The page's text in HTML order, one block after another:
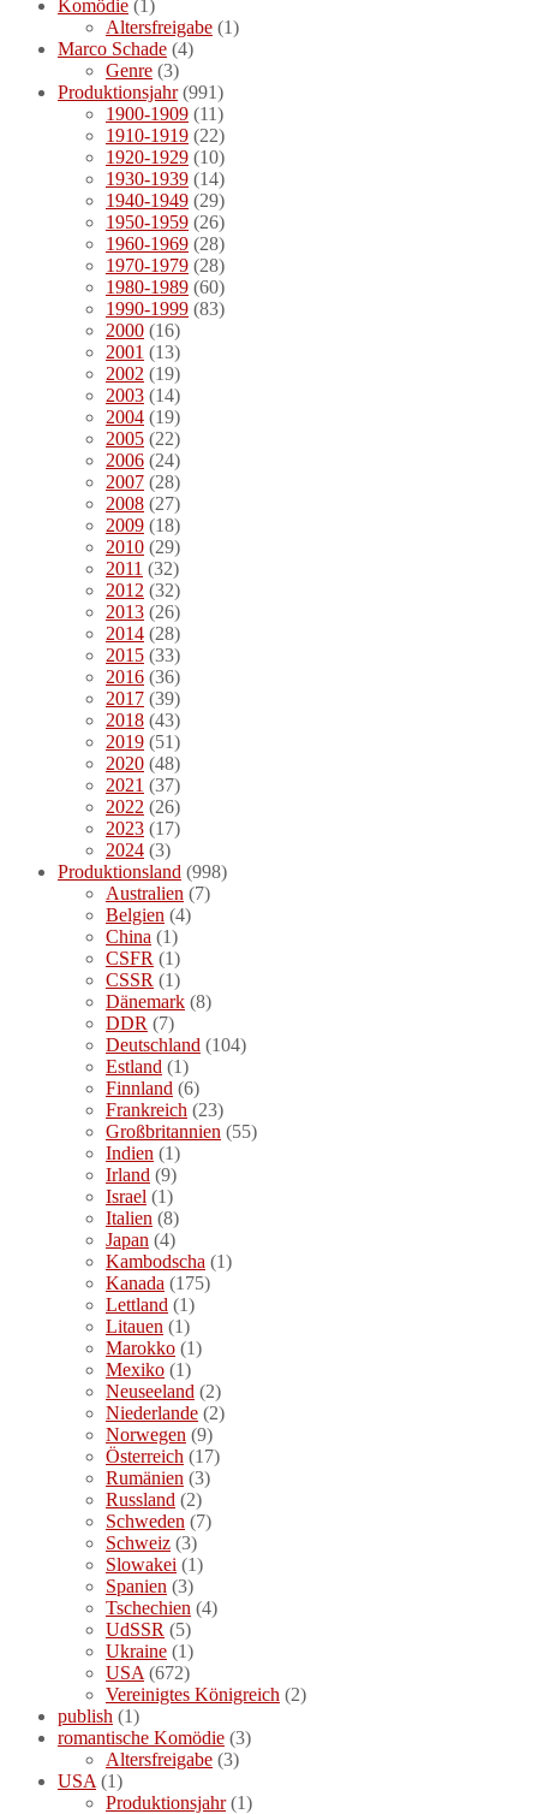
Komödie (1)
Altersfreigabe (1)
Marco Schade (4)
Genre (3)
Produktionsjahr(991)
1900-1909 (11)
1910-1919 (22)
1920-1929 (10)
1930-1939 (14)
1940-1949 (29)
1950-1959 (26)
1960-1969 (28)
1970-1979 (28)
1980-1989 (60)
1990-1999 (83)
2000 (16)
2001 (13)
2002 (19)
2003 (14)
2004 (19)
2005 (22)
2006 (24)
2007 (28)
2008 (27)
2009 (18)
2010 (29)
2011 (32)
2012 (32)
2013 (26)
2014 (28)
2015 (33)
2016 (36)
2017 (39)
2018 (43)
2019 (51)
2020 (48)
2021 (37)
2022 (26)
2023 (17)
2024 (3)
Produktionsland (998)
Australien (7)
Belgien (4)
China (1)
CSFR (1)
CSSR (1)
Dänemark (8)
DDR (7)
Deutschland (104)
Estland (1)
Finnland (6)
Frankreich (23)
Großbritannien (55)
Indien (1)
Irland (9)
Israel (1)
Italien (8)
Japan (4)
Kambodscha (1)
Kanada (175)
Lettland (1)
Litauen (1)
Marokko (1)
Mexiko (1)
Neuseeland (2)
Niederlande (2)
Norwegen (9)
Österreich (17)
Rumänien (3)
Russland (2)
Schweden (7)
Schweiz (3)
Slowakei (1)
Spanien (3)
Tschechien (4)
UdSSR (5)
Ukraine (1)
USA (672)
Vereinigtes Königreich (2)
publish (1)
romantische Komödie (3)
Altersfreigabe (3)
USA (1)
Produktionsjahr(1)